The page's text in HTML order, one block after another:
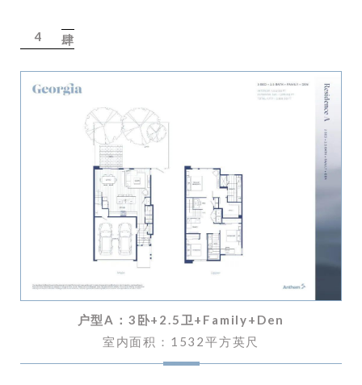
4 肆
户型A： 3卧+2.5卫+Family+Den
室内面积：1532平方英尺